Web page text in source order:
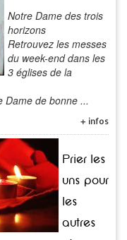
Notre Dame des trois
horizons
Retrouvez les messes
du week-end dans les
3 églises de la
Dame de bonne ...
+ infos
Prier les
uns pour
les
autres